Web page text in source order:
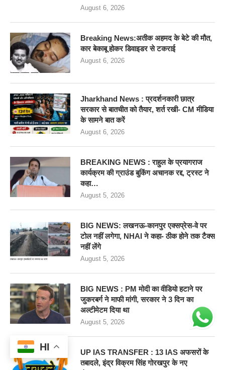
August 6, 2026
Breaking News:अतीक अहमद के बेटे की मौत,
कार बेकाबू होकर डिवाइडर से टकराई
August 6, 2026
Jharkhand News : प्रदर्शनकारी छात्र
सरकार से बातचीत को तैयार, शर्त रखी- CM मीडिया
के सामने बात करें
August 6, 2026
BREAKING NEWS : राहुल के प्रयागराज
कार्यक्रम की ग्राउंड बुकिंग अचानक रद्द, ट्रस्ट ने
कहा…
August 5, 2026
BIG NEWS: लखनऊ-कानपुर एक्सप्रेस-वे पर
टोल नहीं लगेगा, NHAI ने कहा- ठीक होने तक टैक्स
नहीं लेंगे
August 5, 2026
BIG NEWS : PM मोदी का वीडियो हटाने पर
जुकरबर्ग ने माफी मांगी, सरकार ने 3 दिन का
अल्टीमेटम दिया था
August 5, 2026
UP IAS TRANSFER : 13 IAS अफसरों के
तबादले, इंद्र विक्रम सिंह गोरखपुर के नए
HI